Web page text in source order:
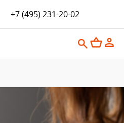
+7 (495) 231-20-02